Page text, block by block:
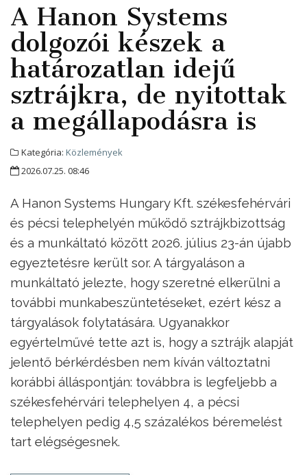
A Hanon Systems
dolgozói készek a
határozatlan idejű
sztrájkra, de nyitottak
a megállapodásra is
Kategória: Közlemények
2026.07.25. 08:46
A Hanon Systems Hungary Kft. székesfehérvári
és pécsi telephelyén működő sztrájkbizottság
és a munkáltató között 2026. július 23-án újabb
egyeztetésre került sor. A tárgyaláson a
munkáltató jelezte, hogy szeretné elkerülni a
további munkabeszüntetéseket, ezért kész a
tárgyalások folytatására. Ugyanakkor
egyértelművé tette azt is, hogy a sztrájk alapját
jelentő bérkérdésben nem kíván változtatni
korábbi álláspontján: továbbra is legfeljebb a
székesfehérvári telephelyen 4, a pécsi
telephelyen pedig 4,5 százalékos béremelést
tart elégségesnek.